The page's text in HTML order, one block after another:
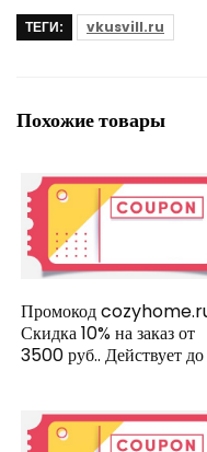
ТЕГИ: vkusvill.ru
Похожие товары
Промокод
Скидка 10% на заказ от
3500 руб.. Действует до